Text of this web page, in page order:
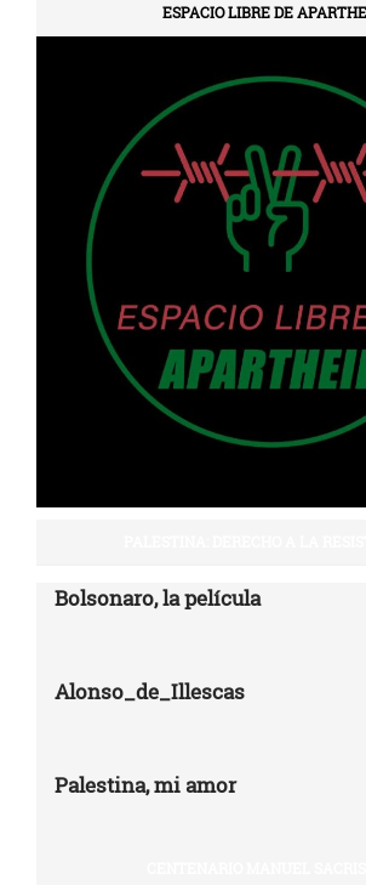
ESPACIO LIBRE DE
Bolsonaro, la película
Alonso_de_Illescas
Palestina, mi amor